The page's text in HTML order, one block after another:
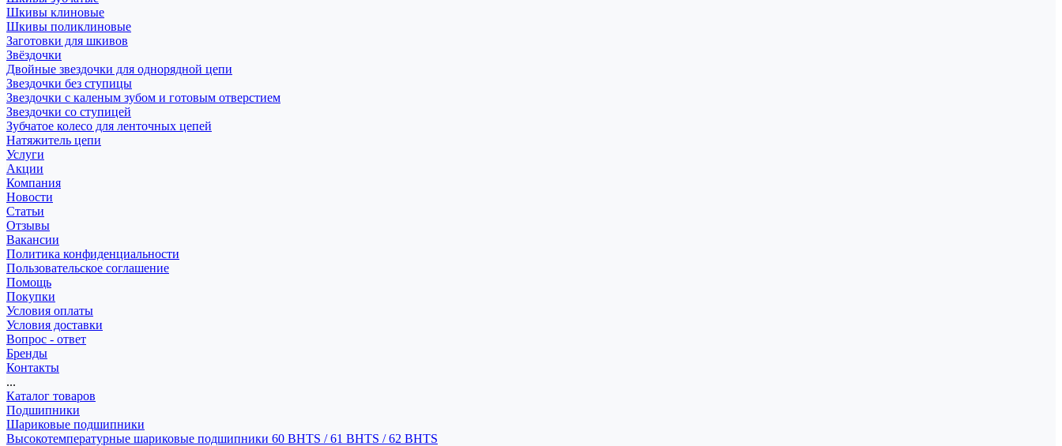
Шкивы клиновые
Шкивы поликлиновые
Заготовки для шкивов
Звёздочки
Двойные звездочки для однорядной цепи
Звездочки без ступицы
Звездочки с каленым зубом и готовым отверстием
Звездочки со ступицей
Зубчатое колесо для ленточных цепей
Натяжитель цепи
Услуги
Акции
Компания
Новости
Статьи
Отзывы
Вакансии
Политика конфиденциальности
Пользовательское соглашение
Помощь
Покупки
Условия оплаты
Условия доставки
Вопрос - ответ
Бренды
Контакты
...
Каталог товаров
Подшипники
Шариковые подшипники
Высокотемпературные шариковые подшипники 60 BHTS / 61 BHTS / 62 BHTS